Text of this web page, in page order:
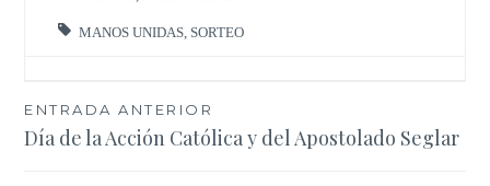
MANOS UNIDAS SORTEO
Navegación
de
ENTRADA ANTERIOR
Día de la Acción Católica y del Apostolado Seglar